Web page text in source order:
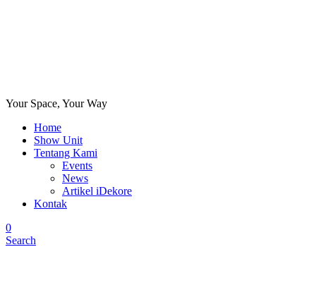
Your Space, Your Way
Home
Show Unit
Tentang Kami
Events
News
Artikel iDekore
Kontak
0
Search